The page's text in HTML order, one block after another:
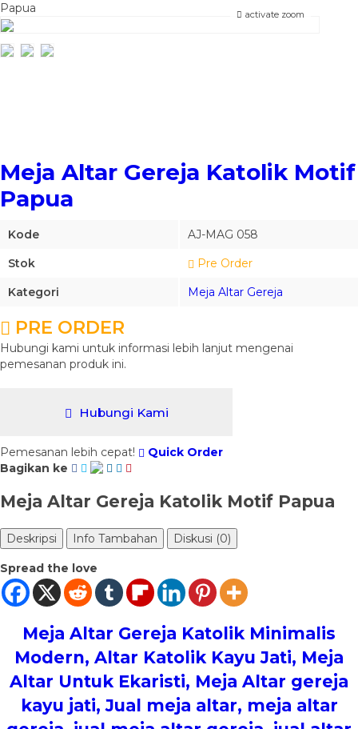
Papua
activate zoom
Meja Altar Gereja Katolik Motif
Papua
Kode
AJ-MAG 058
Stok
Pre Order
Kategori
Meja Altar Gereja
PRE ORDER
Hubungi kami untuk informasi lebih lanjut mengenai
pemesanan produk ini.
Hubungi Kami
Pemesanan lebih cepat!
Quick Order
Bagikan ke
Meja Altar Gereja Katolik Motif Papua
Deskripsi Info Tambahan Diskusi (0)
Spread the love
Meja Altar Gereja Katolik Minimalis
Modern, Altar Katolik Kayu Jati, Meja
Altar Untuk Ekaristi, Meja Altar gereja
kayu jati, Jual meja altar, meja altar